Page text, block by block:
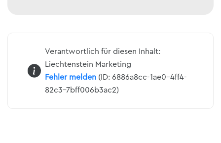
Verantwortlich für diesen Inhalt:
Liechtenstein Marketing
Fehler melden (ID: 6886a8cc-1ae0-4ff4-
82c3-7bff006b3ac2)